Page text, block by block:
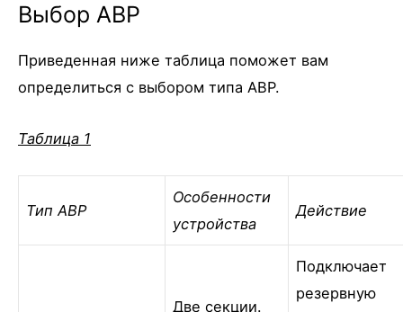
Выбор АВР
Приведенная ниже таблица поможет вам
определиться с выбором типа АВР.
Таблица 1
Тип АВР
Особенности
устройства
Действие
Две секции.
Подключает
резервную